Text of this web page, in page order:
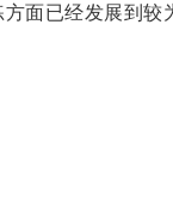
面已经发展到